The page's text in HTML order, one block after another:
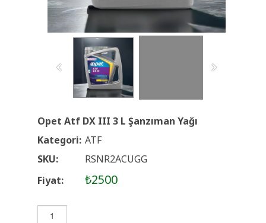
Opet Atf DX III 3 L Şanzıman Yağı
Kategori: ATF
SKU:
RSNR2ACUGG
Fiyat:
₺2500